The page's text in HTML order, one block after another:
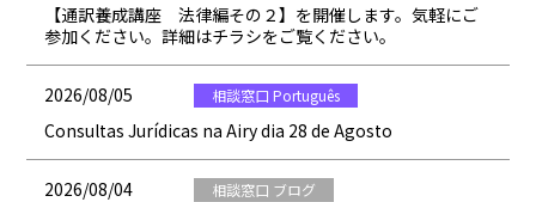
【通訳養成講座 法律編その２】を開催します。気軽にご
参加ください。詳細はチラシをご覧ください。
2026/08/05 相談窓口 Português
Consultas Jurídicas na Airy dia 28 de Agosto
2026/08/04 相談窓口 ブログ